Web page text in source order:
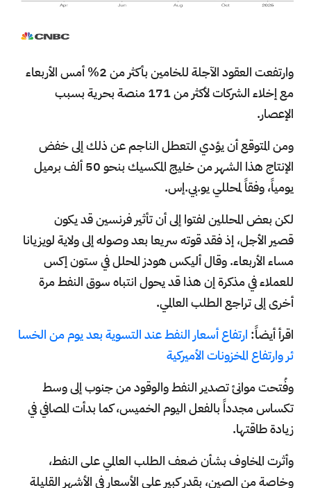
وارتفعت العقود الآجلة للخامين بأكثر من 2% أمس الأربعاء
مع إخلاء الشركات لأكثر من 171 منصة بحرية بسبب
الإعصار.
ومن المتوقع أن يؤدي التعطل الناجم عن ذلك إلى خفض
الإنتاج هذا الشهر من خليج المكسيك بنحو 50 ألف برميل
يومياً، وفقاً لمحللي يو.بي.إس.
لكن بعض المحللين لفتوا إلى أن تأثير فرنسين قد يكون
قصير الأجل، إذ فقد قوته سريعا بعد وصوله إلى ولاية لويزيانا
مساء الأربعاء. وقال أليكس هودز المحلل في ستون إكس
للعملاء في مذكرة إن هذا قد يحول انتباه سوق النفط مرة
أخرى إلى تراجع الطلب العالمي.
اقرأ أيضاً: ارتفاع أسعار النفط عند التسوية بعد يوم من الخسا
ئر وارتفاع المخزونات الأميركية
وفُتحت موانئ تصدير النفط والوقود من جنوب إلى وسط
تكساس مجدداً بالفعل اليوم الخميس، كما بدأت المصافي في
زيادة طاقتها.
وأثرت المخاوف بشأن ضعف الطلب العالمي على النفط،
وخاصة من الصين، بقدر كبير على الأسعار في الأشهر القليلة